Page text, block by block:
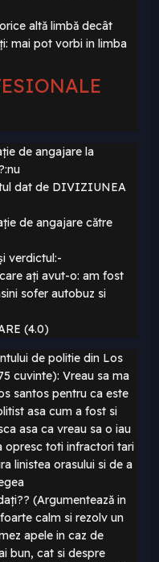
altă limbă decât
mai pot vorbi in limba
de angajare la
dat de DIVIZIUNEA
de angajare către
verdictul:-
ați avut-o: am fost
sofer autobuz si
(4.0)
de politie din Los
cuvinte): Vreau sa ma
santos pentru ca este
asa cum a fost si
asa ca vreau sa o iau
opresc toti infractori tari
linistea orasului si de a
(Argumentează in
calm si rezolv un
apele in caz de
bun, cat si despre